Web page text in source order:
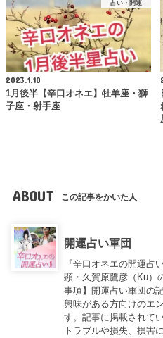
占い・開運
2023.1.10
1月後半【辛口オネエ】牡羊座・獅
子座・射手座
ABOUT この記事をかいた人
開運占い軍団
『辛口オネエの開運占
顕・久賀原鷹彦（Ku）
事項】開運占い軍団の
興味がある方向けのエ
す。記事に掲載されて
トラブルや損失、損害